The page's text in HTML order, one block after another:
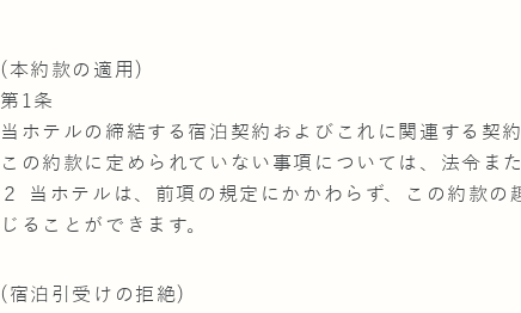
(本約款の適用)
第1条
当ホテルの締結する宿泊契約およびこれに関連する契
この約款に定められていない事項については、法令ま
２ 当ホテルは、前項の規定にかかわらず、この約款
じることができます。
(宿泊引受けの拒絶)